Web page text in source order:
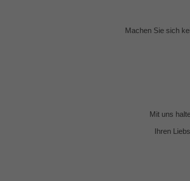
Machen Sie sich
Mit uns
Ihren